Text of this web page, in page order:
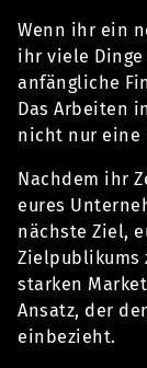
Wenn ihr ein
ihr viele
anfängliche
Das Arbeiten
nicht nur eine
Nachdem ihr
eures
nächste Ziel,
Zielpublikums
starken
Ansatz, der
einbezieht.